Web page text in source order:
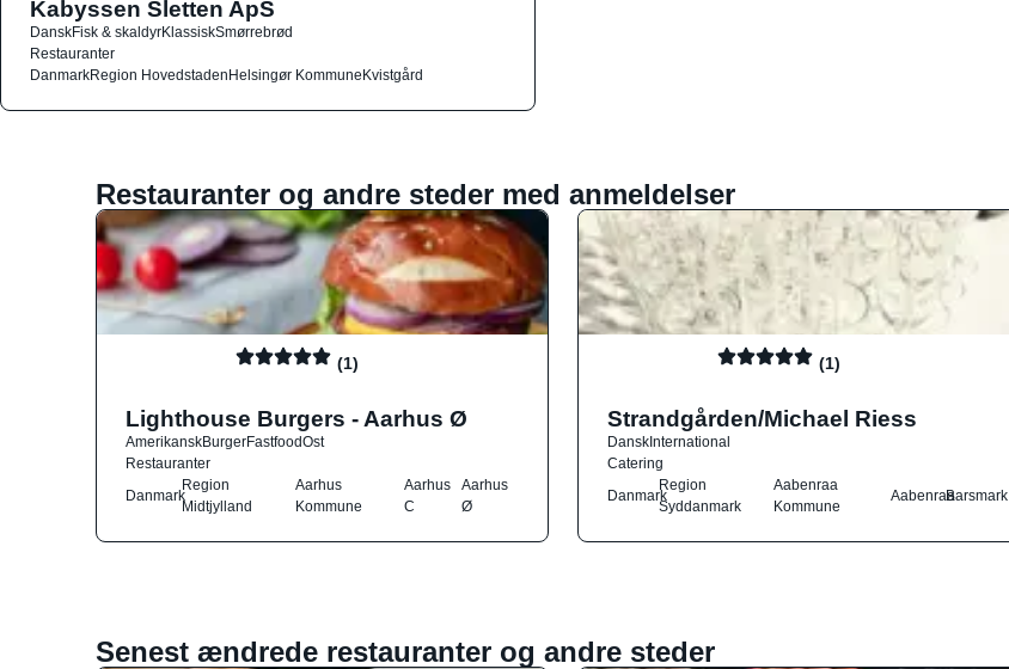
Kabyssen Sletten ApS
DanskFisk & skaldyrKlassiskSmørrebrød
Restauranter
DanmarkRegion HovedstadenHelsingør KommuneKvistgård
Restauranter og andre steder med anmeldelser
(1)
Lighthouse Burgers - Aarhus Ø
AmerikanskBurgerFastfoodOst
Restauranter
Danmark
Region
Midtjylland
Aarhus
Kommune
Aarhus
C
Aarhus
Ø
(1)
Strandgården/Michael Riess
DanskInternational
Catering
Danmark
Region
Syddanmark
Aabenraa
Kommune
AabenraaBarsmark
Senest ændrede restauranter og andre steder